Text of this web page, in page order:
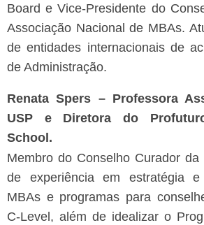
Board e Vice-Presidente do
Associação Nacional de MBAs.
de entidades internacionais de
de Administração.
Renata Spers – Professora
USP e Diretora do
School.
Membro do Conselho Curador
de experiência em estratégia e
MBAs e programas para
C-Level, além de idealizar o